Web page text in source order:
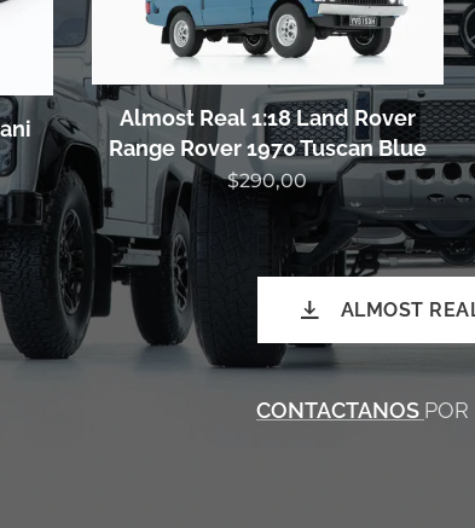
Almost Real 1:18 Land Rover
Range Rover 1970 Tuscan Blue
$290,00
ALMOST
CONTACTANOS